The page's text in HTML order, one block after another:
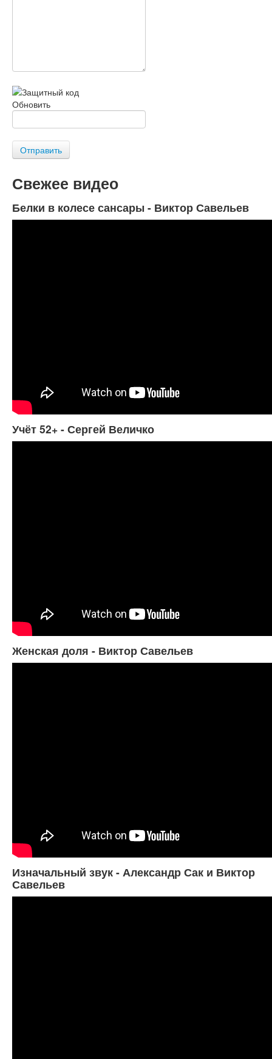
Обновить
Отправить
Свежее видео
Белки в колесе сансары - Виктор Савельев
Учёт 52+ - Сергей Величко
Женская доля - Виктор Савельев
Изначальный звук - Александр Сак и Виктор
Савельев